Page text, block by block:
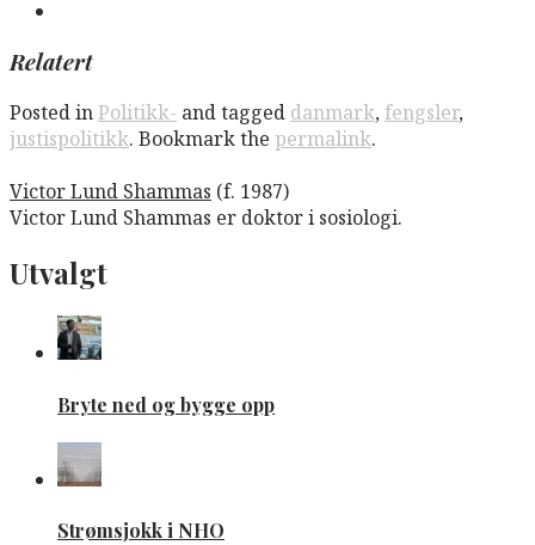
Relatert
Posted inPolitikk- and tagged danmark,fengsler,
justispolitikk. Bookmark the permalink.
Victor Lund Shammas (f. 1987)
Victor Lund Shammas er doktor i sosiologi.
Utvalgt
Bryte ned og bygge opp
Strømsjokk i NHO